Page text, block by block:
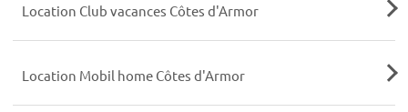
Location Club vacances Côtes d'Armor
Location Mobil home Côtes d'Armor